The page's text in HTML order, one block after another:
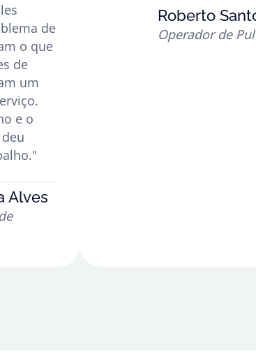
de
o que
de
um
e o
Alves
Roberto
Operador de